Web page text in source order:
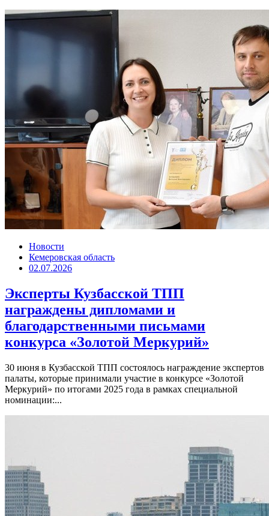
Новости
Кемеровская область
02.07.2026
Эксперты Кузбасской ТПП
награждены дипломами и
благодарственными письмами
конкурса «Золотой Меркурий»
30 июня в Кузбасской ТПП состоялось награждение экспертов
палаты, которые принимали участие в конкурсе «Золотой
Меркурий» по итогами 2025 года в рамках специальной
номинации:...